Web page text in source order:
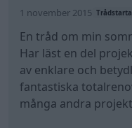
1 november 2015
En tråd om min
Har läst en del
av enklare och
fantastiska
många andra